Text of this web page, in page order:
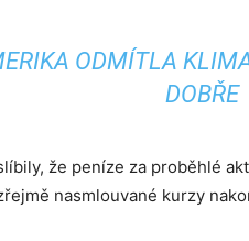
ODMÍTLA
DOBŘE
že peníze za proběhlé
nasmlouvané kurzy